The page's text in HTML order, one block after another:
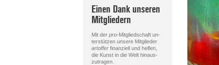
Einen Dank unseren
Mitgliedern
Mit der pro-Mitgliedschaft un-
terstützen unsere Mitglieder
artofferfinanziell und helfen,
die Kunst in die Welt hinaus-
zutragen.